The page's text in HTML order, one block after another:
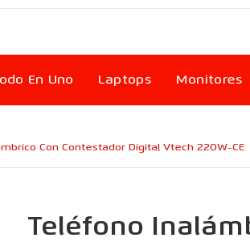
En Uno Laptops Monitores
Con Contestador Digital Vtech 220W-CE
Teléfono